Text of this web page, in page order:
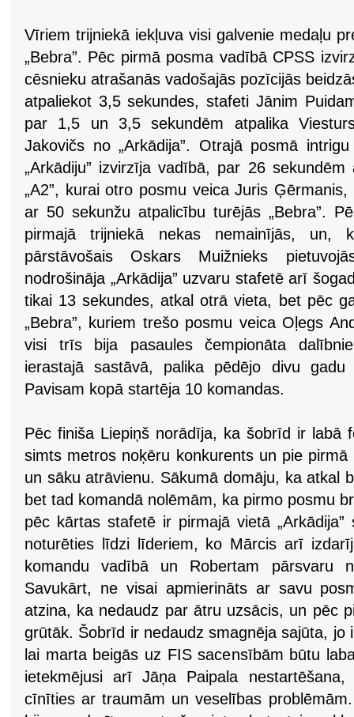
Vīriem trijniekā iekļuva visi galvenie medaļu
„Bebra”. Pēc pirmā posma vadībā CPSS
cēsnieku atrašanās vadošajās pozīcijās
atpaliekot 3,5 sekundes, stafeti Jānim
par 1,5 un 3,5 sekundēm atpalika
Jakovičs no „Arkādija”. Otrajā posmā
„Arkādiju” izvirzīja vadībā, par 26
„A2”, kurai otro posmu veica Juris
ar 50 sekunžu atpalicību turējās „Bebra”.
pirmajā trijniekā nekas nemainījās, un,
pārstāvošais Oskars Muižnieks
nodrošināja „Arkādija” uzvaru stafetē arī
tikai 13 sekundes, atkal otrā vieta, bet pēc
„Bebra”, kuriem trešo posmu veica Oļegs
visi trīs bija pasaules čempionāta
ierastajā sastāvā, palika pēdējo divu gadu
Pavisam kopā startēja 10 komandas.
Pēc finiša Liepiņš norādīja, ka šobrīd ir labā
simts metros noķēru konkurents un pie
un sāku atrāvienu. Sākumā domāju, ka atkal
bet tad komandā nolēmām, ka pirmo posmu
pēc kārtas stafetē ir pirmajā vietā
noturēties līdzi līderiem, ko Mārcis arī
komandu vadībā un Robertam pārsvaru
Savukārt, ne visai apmierināts ar savu
atzina, ka nedaudz par ātru uzsācis, un pēc
grūtāk. Šobrīd ir nedaudz smagnēja sajūta, jo
lai marta beigās uz FIS sacensībām būtu
ietekmējusi arī Jāņa Paipala
cīnīties ar traumām un veselības